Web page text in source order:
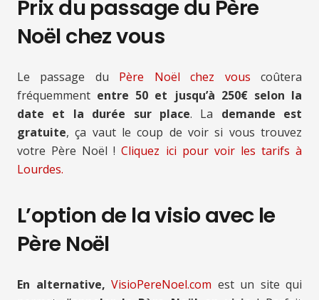
Prix du passage du Père
Noël chez vous
Le passage du Père Noël chez vous coûtera
fréquemment entre 50 et jusqu’à 250€ selon la
date et la durée sur place. La demande est
gratuite, ça vaut le coup de voir si vous trouvez
votre Père Noël !Cliquez ici pour voir les tarifs à
Lourdes.
L’option de la visio avec le
Père Noël
En alternative, VisioPereNoel.com est un site qui